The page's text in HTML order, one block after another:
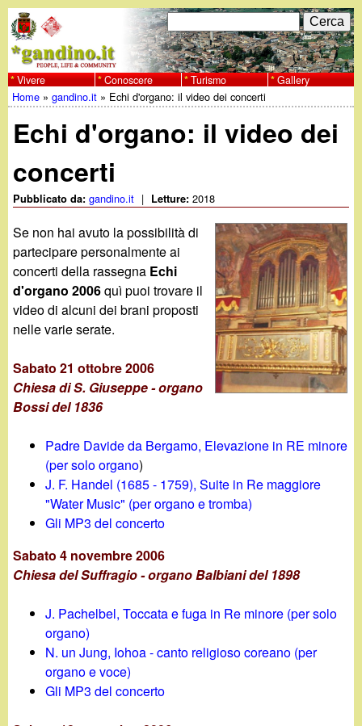
al
contenuto
principale
w
w
w
.
g
a
n
d
i
i
F
o
r
m
i
r
i
c
e
c
C
e
r
c
a
Vivere Conoscere Turismo Gallery
Tu
sei
qui
Home »gandino.it » Echi d'organo: il video dei concerti
Echi d'organo: il video dei
concerti
Pubblicato da:gandino.it | Letture:2018
Se non hai avuto la possibilità di
partecipare personalmente ai
concerti della rassegna Echi
d'organo 2006quì puoi trovare il
video di alcuni dei brani proposti
nelle varie serate.
Sabato 21 ottobre 2006
Chiesa di S. Giuseppe - organo
Bossi del 1836
Padre Davide da Bergamo, Elevazione in RE minore
(per solo organo)
J. F. Handel (1685 - 1759), Suite in Re maggiore
"Water Music" (per organo e tromba)
Gli MP3 del concerto
Sabato 4 novembre 2006
Chiesa del Suffragio - organo Balbiani del 1898
J. Pachelbel, Toccata e fuga in Re minore (per solo
organo)
N. un Jung, Iohoa - canto religioso coreano (per
organo e voce)
Gli MP3 del concerto